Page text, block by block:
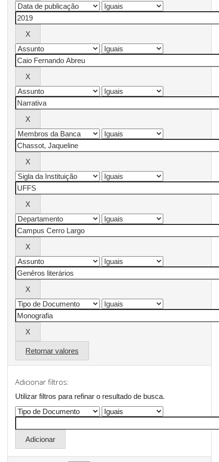
Retornar valores
Adicionar filtros:
Utilizar filtros para refinar o resultado de busca.